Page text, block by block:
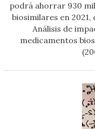
podrá ahorrar 930
biosimilares en
Análisis de
medicamentos